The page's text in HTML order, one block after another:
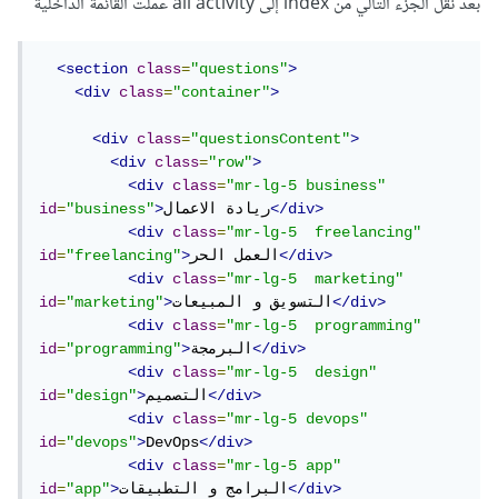
<section class="questions">
<div
class="container">
<div class="questionsContent">
<div
class="row">
<div
class="mr-lg-5 business"
id="business"> ريادة الاعمال</div>
<div
class="mr-lg-5  freelancing"
id="freelancing"> العمل الحر</div>
<div
class="mr-lg-5  marketing"
id="marketing">التسويق و المبيعات</div>
<div
class="mr-lg-5  programming"
id="programming">البرمجة</div>
<div
class="mr-lg-5  design"
id="design">التصميم</div>
<div
class="mr-lg-5 devops"
id="devops">DevOps</div>
<div
class="mr-lg-5 app"
id="app">البرامج و التطبيقات</div>